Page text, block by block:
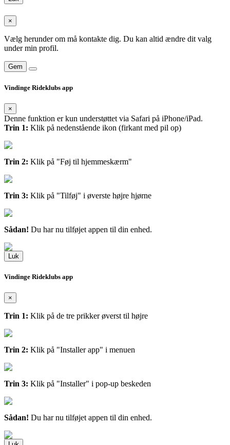
×
Vælg herunder om må kontakte dig. Du kan altid ændre dit valg
under min profil.
Gem
Vindinge Rideklubs app
×
Denne funktion er kun understøttet via Safari på iPhone/iPad.
Trin 1: Klik på nedenstående ikon (firkant med pil op)
Trin 2: Klik på "Føj til hjemmeskærm"
Trin 3: Klik på "Tilføj" i øverste højre hjørne
Sådan! Du har nu tilføjet appen til din enhed.
Luk
Vindinge Rideklubs app
×
Trin 1: Klik på de tre prikker øverst til højre
Trin 2: Klik på "Installer app" i menuen
Trin 3: Klik på "Installer" i pop-up beskeden
Sådan! Du har nu tilføjet appen til din enhed.